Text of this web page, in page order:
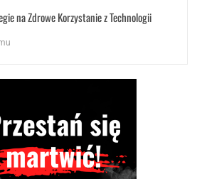
na Zdrowe Korzystanie z Technologii